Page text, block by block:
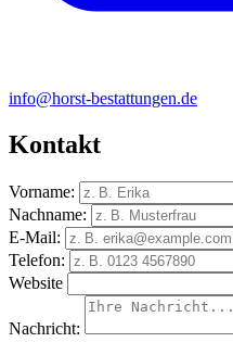
info@horst-bestattungen.de
Kontakt
Vorname:
Nachname:
E-Mail:
Telefon:
Website
Nachricht: